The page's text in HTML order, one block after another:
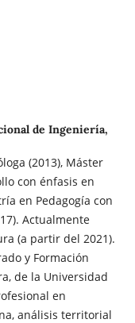
de Ingeniería,
(2013), Máster
con énfasis en
en Pedagogía con
Actualmente
(a partir del 2021).
y Formación
de la Universidad
en
análisis territorial